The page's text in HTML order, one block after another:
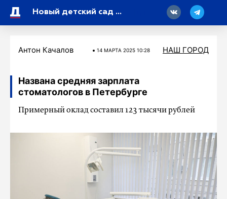
Новый детский сад в Кудрово получил отопление от «Теплосети»
Антон Качалов 14 МАРТA 2025 10:28 НАШ ГОРОД
Названа средняя зарплата
стоматологов в Петербурге
Примерный оклад составил 123 тысячи рублей